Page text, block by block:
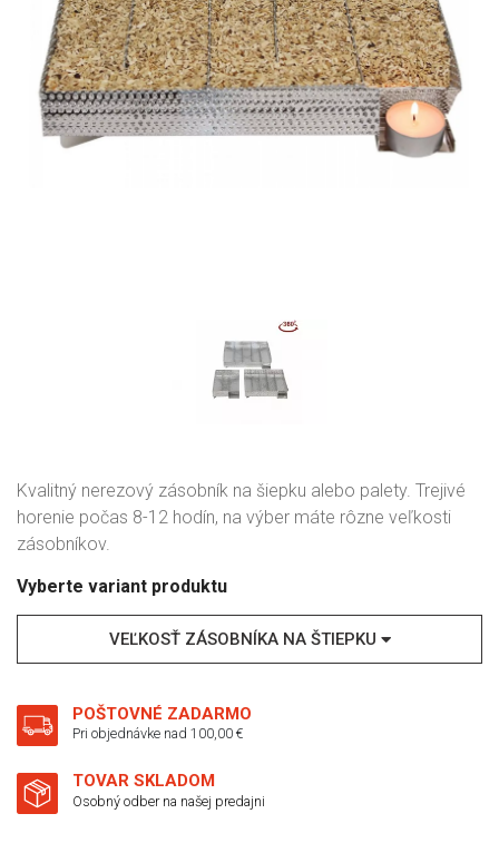
Kvalitný nerezový zásobník na šiepku alebo palety. Trejivé
horenie počas 8-12 hodín, na výber máte rôzne veľkosti
zásobníkov.
Vyberte variant produktu
VEĽKOSŤ ZÁSOBNÍKA NA ŠTIEPKU
POŠTOVNÉ ZADARMO
Pri objednávke nad 100,00 €
TOVAR SKLADOM
Osobný odber na našej predajni